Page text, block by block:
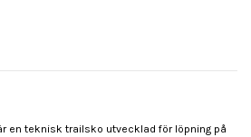
en teknisk trailsko utvecklad för löpning på